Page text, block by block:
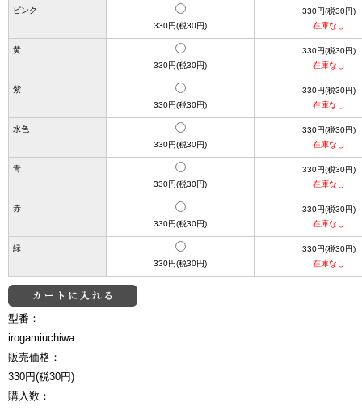
ピンク
330円(税30円)
330円(税30円)
在庫なし
黄
330円(税30円)
330円(税30円)
在庫なし
紫
330円(税30円)
330円(税30円)
在庫なし
水色
330円(税30円)
330円(税30円)
在庫なし
青
330円(税30円)
330円(税30円)
在庫なし
赤
330円(税30円)
330円(税30円)
在庫なし
緑
330円(税30円)
330円(税30円)
在庫なし
型番：
irogamiuchiwa
販売価格：
330円(税30円)
購入数：